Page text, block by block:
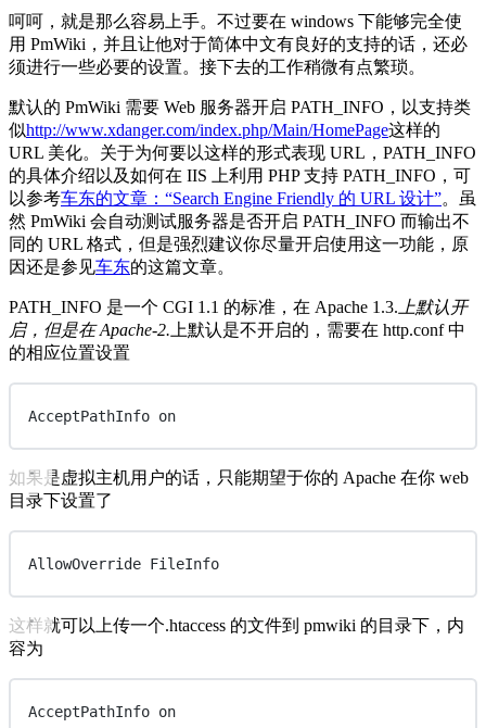
呵呵，就是那么容易上手。不过要在 windows 下能够完全使
用 PmWiki，并且让他对于简体中文有良好的支持的话，还必
须进行一些必要的设置。接下去的工作稍微有点繁琐。
默认的 PmWiki 需要 Web 服务器开启 PATH_INFO，以支持类
似http://www.xdanger.com/index.php/Main/HomePage这样的
URL 美化。关于为何要以这样的形式表现 URL，PATH_INFO
的具体介绍以及如何在 IIS 上利用 PHP 支持 PATH_INFO，可
以参考车东的文章：“Search Engine Friendly 的 URL 设计”。虽
然 PmWiki 会自动测试服务器是否开启 PATH_INFO 而输出不
同的 URL 格式，但是强烈建议你尽量开启使用这一功能，原
因还是参见车东的这篇文章。
PATH_INFO 是一个 CGI 1.1 的标准，在 Apache 1.3. 上默认开
启，但是在 Apache-2. 上默认是不开启的，需要在 http.conf 中
的相应位置设置
AcceptPathInfo on
如果是虚拟主机用户的话，只能期望于你的 Apache 在你 web
目录下设置了
AllowOverride FileInfo
这样就可以上传一个.htaccess 的文件到 pmwiki 的目录下，内
容为
AcceptPathInfo on